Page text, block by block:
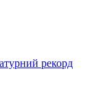
рекорд